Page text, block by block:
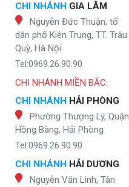
CHI NHÁNH GIA LÂM
Nguyễn Đức Thuận, tổ
dân phố Kiên Trung, TT. Trâu
Quỳ, Hà Nội
Tel:0969.26.90.90
CHI NHÁNH MIỀN BẮC:
CHI NHÁNH HẢI PHÒNG
Phường Thượng Lý, Quận
Hồng Bàng, Hải Phòng
Tel:0969.26.90.90
CHI NHÁNH HẢI DƯƠNG
Nguyễn Văn Linh, Tân